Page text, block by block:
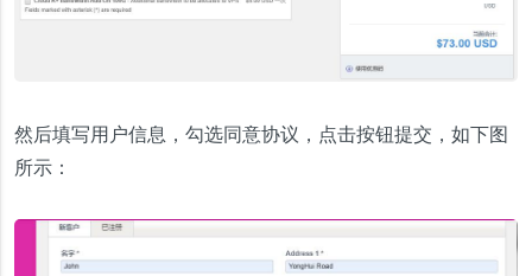
然后填写用户信息，勾选同意协议，点击按钮提交，如下图
所示：